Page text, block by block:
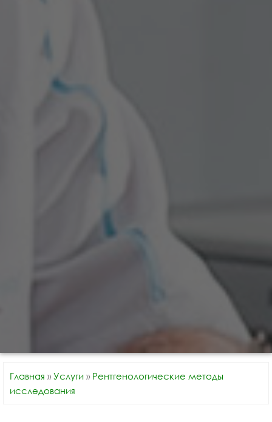
Главная » Услуги » Рентгенологические методы
исследования